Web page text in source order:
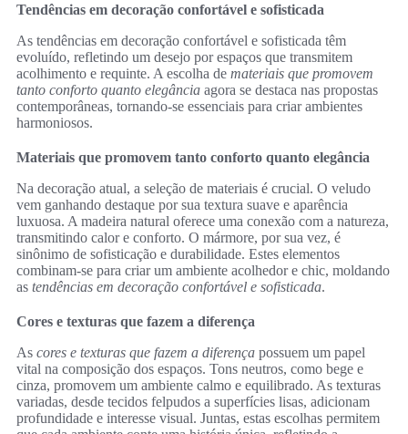
Tendências em decoração confortável e sofisticada
As tendências em decoração confortável e sofisticada têm
evoluído, refletindo um desejo por espaços que transmitem
acolhimento e requinte. A escolha de materiais que promovem
tanto conforto quanto elegância agora se destaca nas propostas
contemporâneas, tornando-se essenciais para criar ambientes
harmoniosos.
Materiais que promovem tanto conforto quanto elegância
Na decoração atual, a seleção de materiais é crucial. O veludo
vem ganhando destaque por sua textura suave e aparência
luxuosa. A madeira natural oferece uma conexão com a natureza,
transmitindo calor e conforto. O mármore, por sua vez, é
sinônimo de sofisticação e durabilidade. Estes elementos
combinam-se para criar um ambiente acolhedor e chic, moldando
as tendências em decoração confortável e sofisticada.
Cores e texturas que fazem a diferença
As cores e texturas que fazem a diferença possuem um papel
vital na composição dos espaços. Tons neutros, como bege e
cinza, promovem um ambiente calmo e equilibrado. As texturas
variadas, desde tecidos felpudos a superfícies lisas, adicionam
profundidade e interesse visual. Juntas, estas escolhas permitem